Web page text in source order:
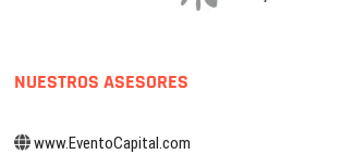
NUESTROS ASESORES
www.EventoCapital.com